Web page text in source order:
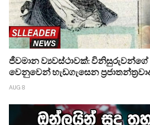
ජීවමාන ව්‍යවස්ථාවක්: විනිසුරුවන්ගේ
වෙනුවෙන් හැඩගැසෙන
AUG 8